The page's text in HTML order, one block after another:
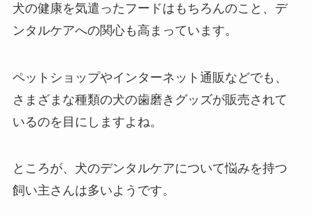
犬の健康を気遣ったフードはもちろんのこと、デ
ンタルケアへの関心も高まっています。
ペットショップやインターネット通販などでも、
さまざまな種類の犬の歯磨きグッズが販売されて
いるのを目にしますよね。
ところが、犬のデンタルケアについて悩みを持つ
飼い主さんは多いようです。